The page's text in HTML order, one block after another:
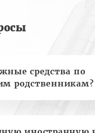
средства по
родственникам?